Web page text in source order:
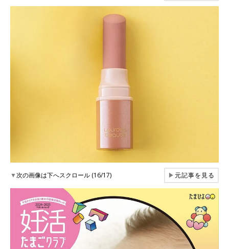
▼次の画像は下へスクロール (16/17) ▶元記事を見る